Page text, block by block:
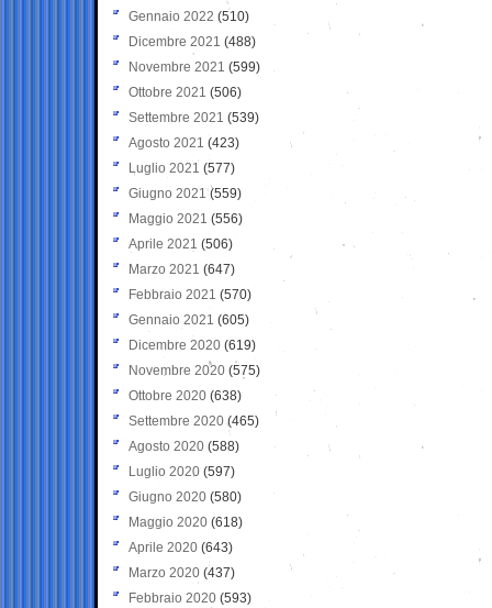
Gennaio 2022 (510)
Dicembre 2021 (488)
Novembre 2021 (599)
Ottobre 2021 (506)
Settembre 2021 (539)
Agosto 2021 (423)
Luglio 2021 (577)
Giugno 2021(559)
Maggio 2021 (556)
Aprile 2021 (506)
Marzo 2021 (647)
Febbraio 2021 (570)
Gennaio 2021 (605)
Dicembre 2020 (619)
Novembre 2020 (575)
Ottobre 2020 (638)
Settembre 2020(465)
Agosto 2020 (588)
Luglio 2020 (597)
Giugno 2020 (580)
Maggio 2020 (618)
Aprile 2020 (643)
Marzo 2020 (437)
Febbraio 2020 (593)